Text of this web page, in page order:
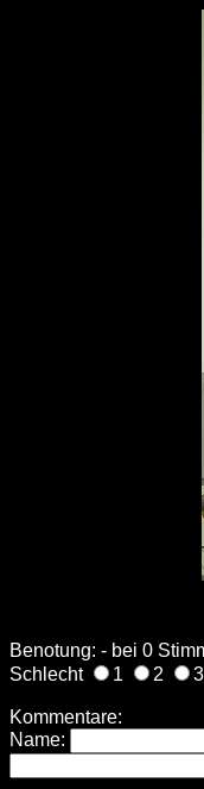
Benotung: - bei 0
Schlecht
1 2 3
Kommentare:
Name: